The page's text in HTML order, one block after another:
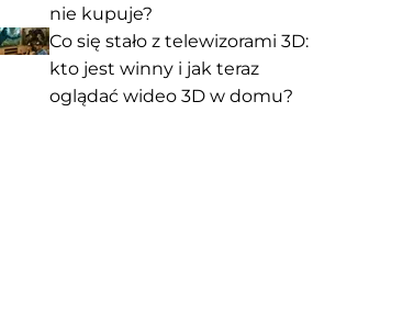
nie kupuje?
Co się stało z telewizorami 3D:
kto jest winny i jak teraz
oglądać wideo 3D w domu?